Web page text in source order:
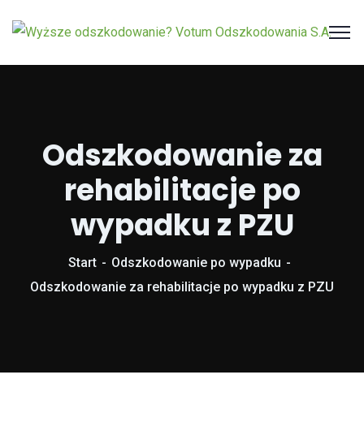
Odszkodowanie za
rehabilitacje po
wypadku z PZU
Start
Odszkodowanie po wypadku
Odszkodowanie za rehabilitacje po wypadku z PZU